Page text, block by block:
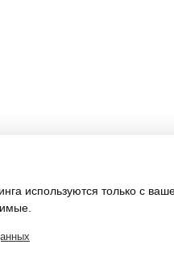
используются только с